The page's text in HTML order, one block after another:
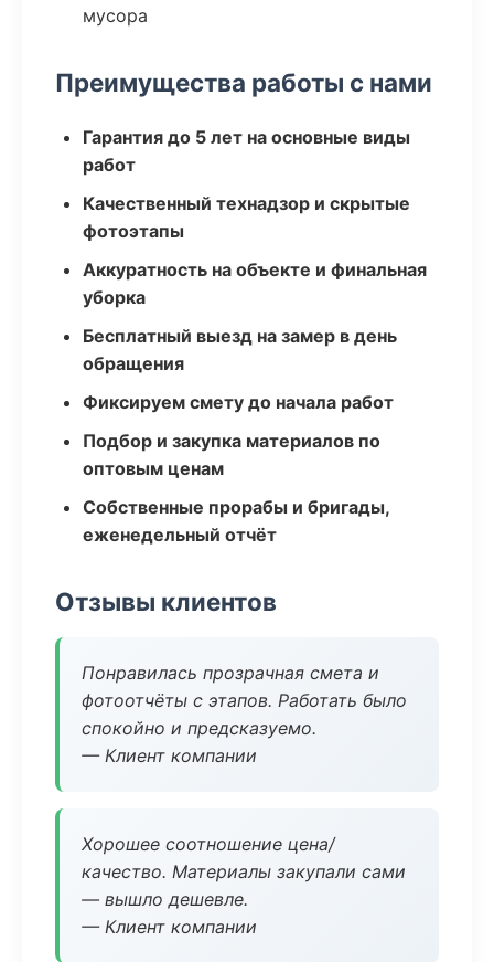
мусора
Преимущества работы с нами
Гарантия до 5 лет на основные виды
работ
Качественный технадзор и скрытые
фотоэтапы
Аккуратность на объекте и финальная
уборка
Бесплатный выезд на замер в день
обращения
Фиксируем смету до начала работ
Подбор и закупка материалов по
оптовым ценам
Собственные прорабы и бригады,
еженедельный отчёт
Отзывы клиентов
Понравилась прозрачная смета и
фотоотчёты с этапов. Работать было
спокойно и предсказуемо.
— Клиент компании
Хорошее соотношение цена/
качество. Материалы закупали сами
— вышло дешевле.
— Клиент компании